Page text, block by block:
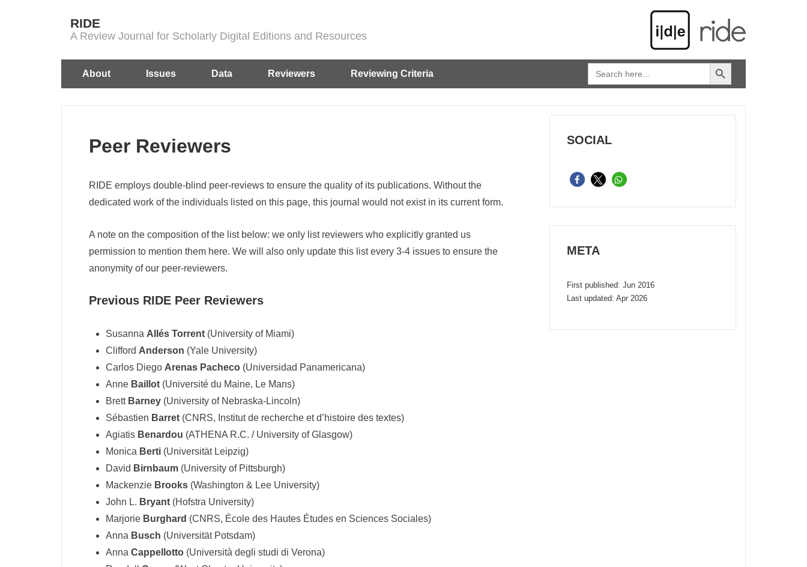
RIDE
A Review Journal for Scholarly Digital Editions and Resources
Main
About Issues Data Reviewers Reviewing Criteria
Search
for:
SEARCH BUTTON
Peer Reviewers
RIDE employs double-blind peer-reviews to ensure the quality of its publications. Without the
dedicated work of the individuals listed on this page, this journal would not exist in its current form.
A note on the composition of the list below: we only list reviewers who explicitly granted us
permission to mention them here. We will also only update this list every 3-4 issues to ensure the
anonymity of our peer-reviewers.
Previous RIDE Peer Reviewers
Susanna Allés Torrent (University of Miami)
Clifford Anderson (Yale University)
Carlos Diego Arenas Pacheco (Universidad Panamericana)
Anne Baillot (Université du Maine, Le Mans)
Brett Barney (University of Nebraska-Lincoln)
Sébastien Barret (CNRS, Institut de recherche et d’histoire des textes)
Agiatis Benardou (ATHENA R.C. / University of Glasgow)
Monica Berti (Universität Leipzig)
David Birnbaum (University of Pittsburgh)
Mackenzie Brooks (Washington & Lee University)
John L. Bryant (Hofstra University)
Marjorie Burghard (CNRS, École des Hautes Études en Sciences Sociales)
Anna Busch (Universität Potsdam)
Anna Cappellotto (Università degli studi di Verona)
SOCIAL
META
First published: Jun 2016
Last updated: Apr 2026